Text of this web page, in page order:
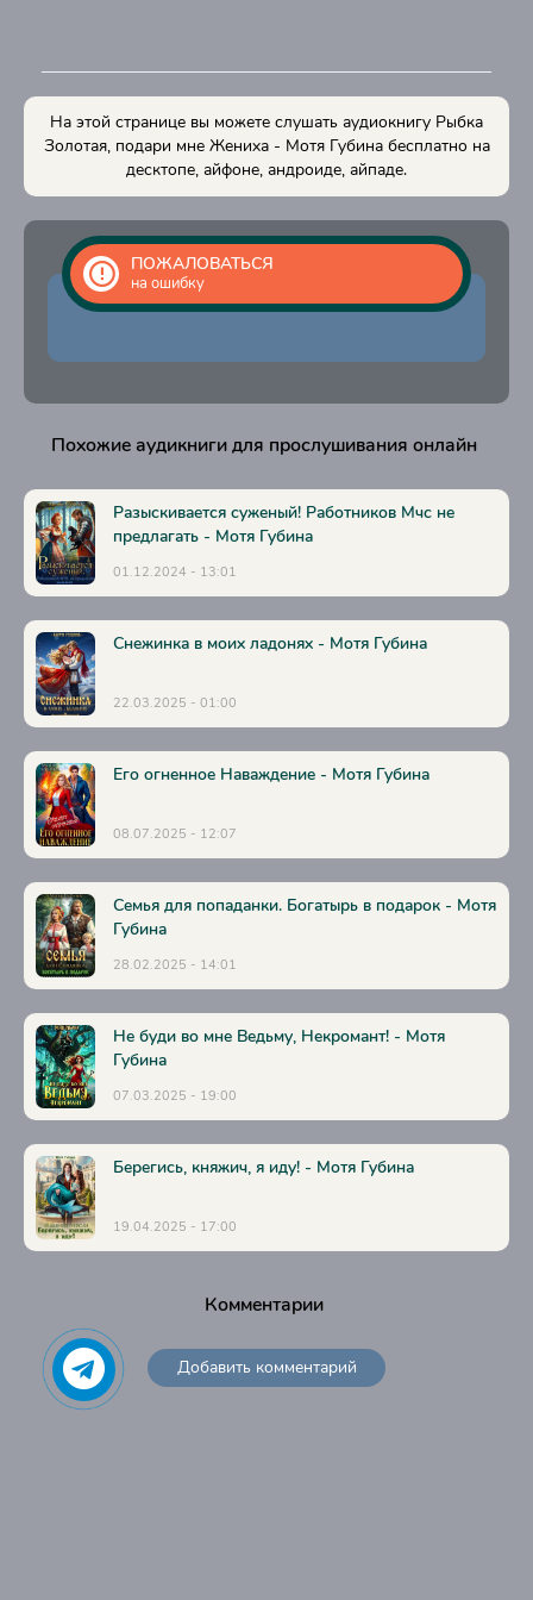
16
17
На этой странице вы можете слушать аудиокнигу Рыбка
Золотая, подари мне Жениха - Мотя Губина бесплатно на
десктопе, айфоне, андроиде, айпаде.
ПОЖАЛОВАТЬСЯ
на ошибку
Похожие аудикниги для прослушивания онлайн
Разыскивается суженый! Работников Мчс не
предлагать - Мотя Губина
01.12.2024 - 13:01
Снежинка в моих ладонях - Мотя Губина
22.03.2025 - 01:00
Его огненное Наваждение - Мотя Губина
08.07.2025 - 12:07
Семья для попаданки. Богатырь в подарок - Мотя
Губина
28.02.2025 - 14:01
Не буди во мне Ведьму, Некромант! - Мотя
Губина
07.03.2025 - 19:00
Берегись, княжич, я иду! - Мотя Губина
19.04.2025 - 17:00
Комментарии
Добавить комментарий